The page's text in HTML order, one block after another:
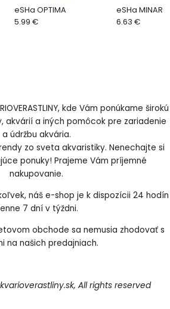
eSHa OPTIMA
5.99 €
eSHa
6.63 €
kde Vám ponúkame širokú
akvárií a iných pomôcok pre zariadenie
a údržbu akvária.
zo sveta akvaristiky. Nenechajte si
ponuky! Prajeme Vám príjemné
nakupovanie.
náš e-shop je k dispozícii 24 hodín
7 dní v týždni.
obchode sa nemusia zhodovať s
na našich predajniach.
All rights reserved